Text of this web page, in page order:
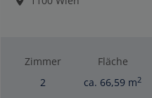
Zimmer
2
Fläche
ca. 66,59 m2